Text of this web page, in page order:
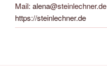
Mail: alena@steinlechner.de
https://steinlechner.de